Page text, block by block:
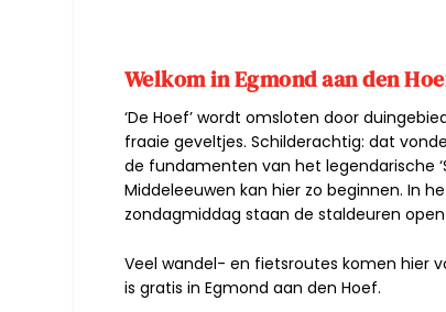
Welkom in Egmond aan den
‘De Hoef’ wordt omsloten door
fraaie geveltjes. Schilderachtig: dat
de fundamenten van het legendarische
Middeleeuwen kan hier zo beginnen. In
zondagmiddag staan de staldeuren
Veel wandel- en fietsroutes komen hier
is gratis in Egmond aan den Hoef.